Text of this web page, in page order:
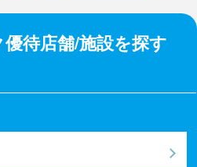
待店舗/施設を探す